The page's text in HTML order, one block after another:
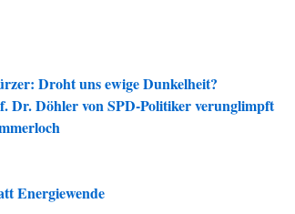
Droht uns ewige Dunkelheit?
Dr. Döhler von SPD-Politiker verunglimpft
Energiewende